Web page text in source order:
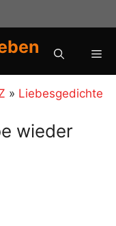
» Liebesgedichte
wieder